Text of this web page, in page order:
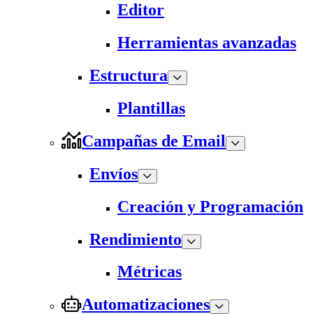
Editor
Herramientas avanzadas
Estructura
Plantillas
Campañas de Email
Envíos
Creación y Programación
Rendimiento
Métricas
Automatizaciones